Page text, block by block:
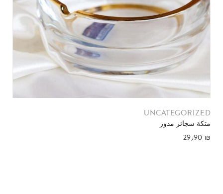
UNCATEGORIZED
متكة سجائر مدور
29٫90 ₪